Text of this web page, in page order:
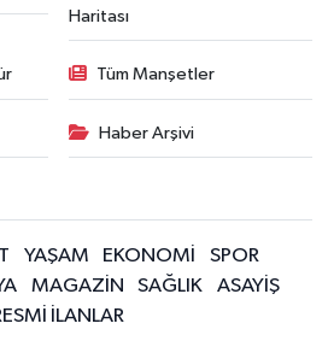
Haritası
Tüm Manşetler
Haber Arşivi
YAŞAM EKONOMİ
SPOR
MAGAZİN SAĞLIK
ASAYİŞ
İLANLAR